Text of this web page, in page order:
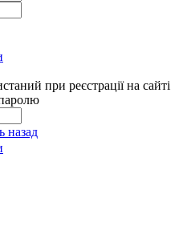
при реєстрації на сайті
назад